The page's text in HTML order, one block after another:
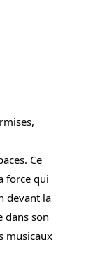
Ce
force qui
devant la
dans son
musicaux